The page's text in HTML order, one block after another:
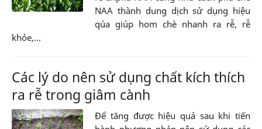
NAA thành dung dịch sử dụng hiệu
qủa giúp hom chè nhanh ra rễ, rễ
khỏe,...
Các lý do nên sử dụng chất kích thích
ra rễ trong giâm cành
Để tăng được hiệu quả sau khi tiến